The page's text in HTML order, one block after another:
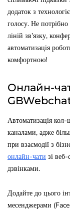
додаток з
голосу. Не
ліній зв’язку,
автоматизація
комфортною!
Онлайн-
Автоматизація
каналами, адже
при взаємодії з
онлайн-чати зі
дзвінками.
Додайте до цього
месенджерами